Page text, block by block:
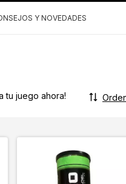
Y NOVEDADES
tu juego ahora!